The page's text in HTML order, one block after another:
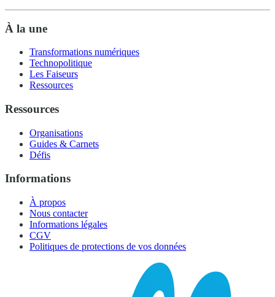
À la une
Transformations numériques
Technopolitique
Les Faiseurs
Ressources
Ressources
Organisations
Guides & Carnets
Défis
Informations
À propos
Nous contacter
Informations légales
CGV
Politiques de protections de vos données